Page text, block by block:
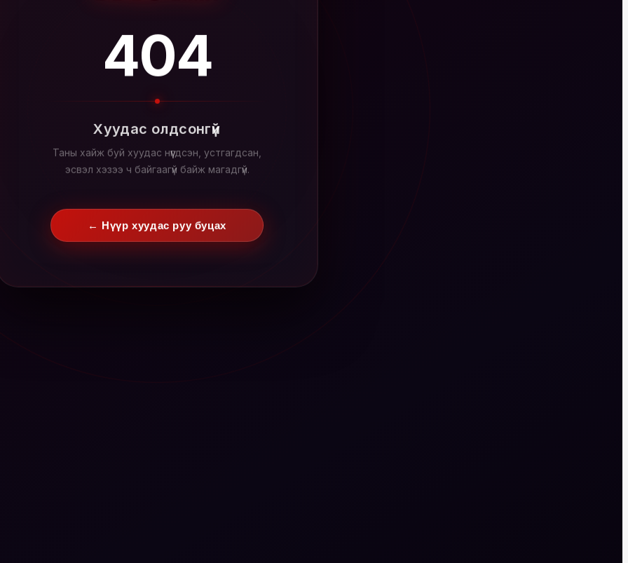
404
Хуудас олдсонгүй
Таны хайж буй хуудас нүүгдсэн, устгагдсан,
эсвэл хэзээ ч байгаагүй байж магадгүй.
← Нүүр хуудас руу буцах